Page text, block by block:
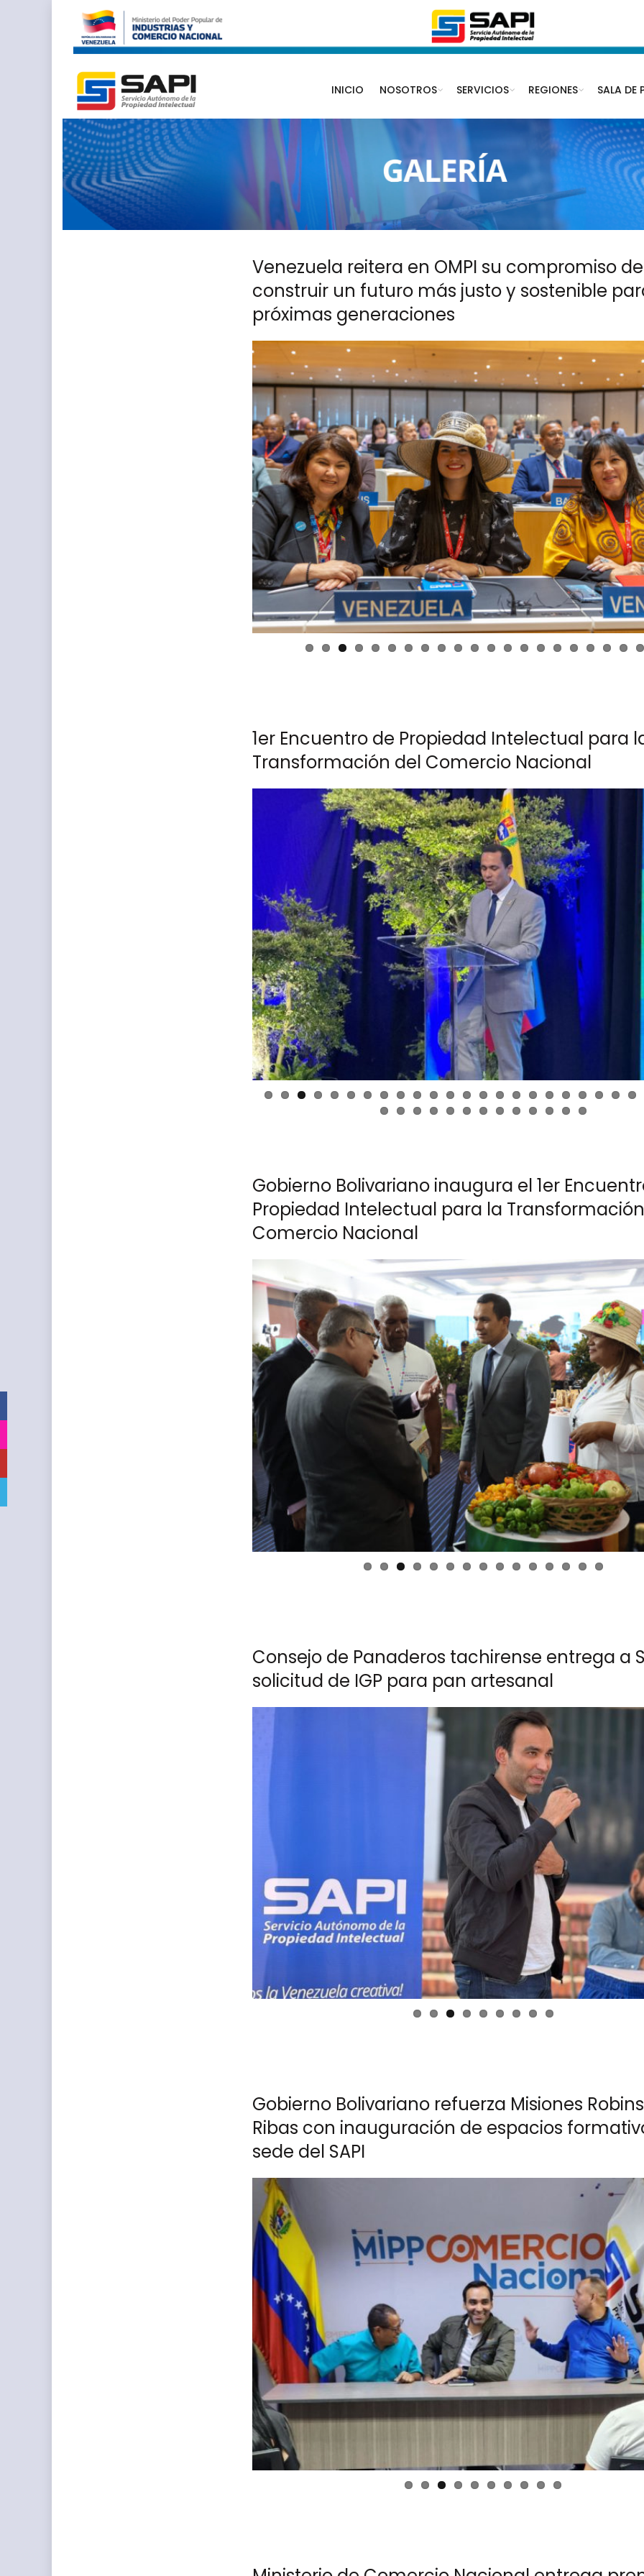
INICIO NOSOTROS SERVICIOS REGIONES SALA DE
Venezuela reitera en OMPI su compromiso de
construir un futuro más justo y sostenible
próximas generaciones
1er Encuentro de Propiedad Intelectual para
Transformación del Comercio Nacional
Gobierno Bolivariano inaugura el 1er
Propiedad Intelectual para la
Comercio Nacional
Consejo de Panaderos tachirense entrega a
solicitud de IGP para pan artesanal
Gobierno Bolivariano refuerza Misiones
Ribas con inauguración de espacios
sede del SAPI